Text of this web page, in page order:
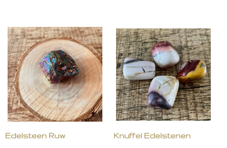
Edelsteen Ruw Knuffel Edelstenen